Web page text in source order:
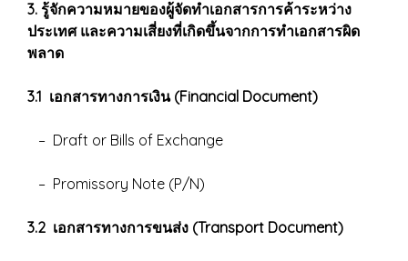
3. รู้จักความหมายของผู้จัดทำเอกสารการค้าระหว่าง
ประเทศ และความเสี่ยงที่เกิดขึ้นจากการทำเอกสารผิด
พลาด
3.1 เอกสารทางการเงิน (Financial Document)
– Draft or Bills of Exchange
– Promissory Note (P/N)
3.2 เอกสารทางการขนส่ง (Transport Document)